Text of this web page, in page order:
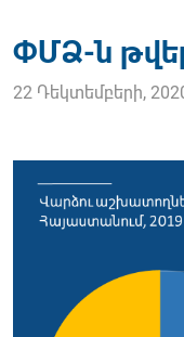
ՓՄՁ-ն
22 Դեկտեմբերի,